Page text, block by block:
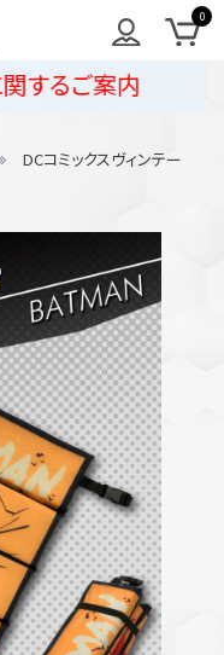
ご案内
DCコミックスヴィンテー